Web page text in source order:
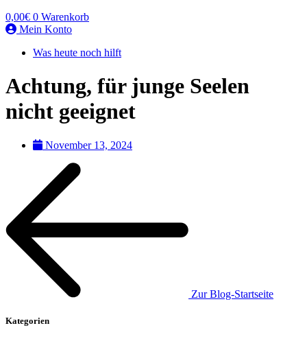
0,00€ 0 Warenkorb
Mein Konto
Was heute noch hilft
Achtung, für junge Seelen
nicht geeignet
November 13, 2024
Zur Blog-Startseite
Kategorien